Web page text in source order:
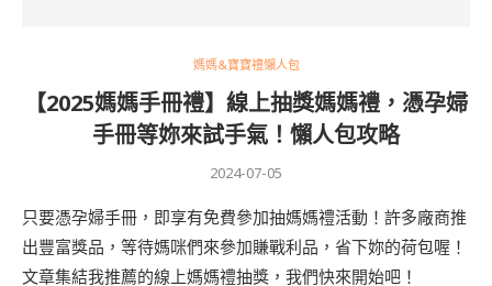
媽媽&寶寶禮懶人包
【2025媽媽手冊禮】線上抽獎媽媽禮，憑孕婦
手冊等妳來試手氣！懶人包攻略
2024-07-05
只要憑孕婦手冊，即享有免費參加抽媽媽禮活動！許多廠商推
出豐富獎品，等待媽咪們來參加賺戰利品，省下妳的荷包喔！
文章集結我推薦的線上媽媽禮抽獎，我們快來開始吧！